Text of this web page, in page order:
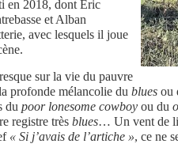
en 2018, dont Eric
et Alban
avec lesquels il joue
sur la vie du pauvre
profonde mélancolie du blues ou
du poor lonesome cowboy ou du
registre très blues… Un vent de
« Si j’avais de l’artiche », ce ne